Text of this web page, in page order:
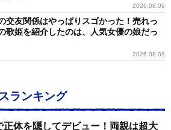
2026.08.09
交友関係はやっぱりスゴかった！売れっ
歌姫を紹介したのは、人気女優の娘だっ
2026.08.09
ランキング
正体を隠してデビュー！両親は超大